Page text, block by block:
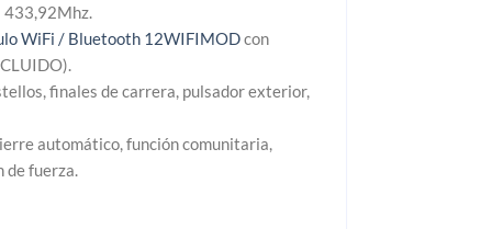
WiFi / Bluetooth 12WIFIMODcon
finales de carrera, pulsador exterior,
automático, función comunitaria,
fuerza.